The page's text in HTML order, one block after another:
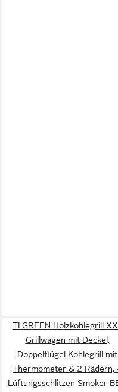
TLGREEN Holzkohlegrill
Grillwagen mit Deckel,
Doppelflügel Kohlegrill mit
Thermometer & 2 Rädern,
Lüftungsschlitzen Smoker